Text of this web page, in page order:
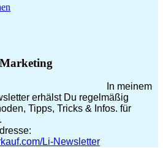
In meinem
erhälst Du regelmäßig
Tipps, Tricks & Infos. für
Li-Newsletter